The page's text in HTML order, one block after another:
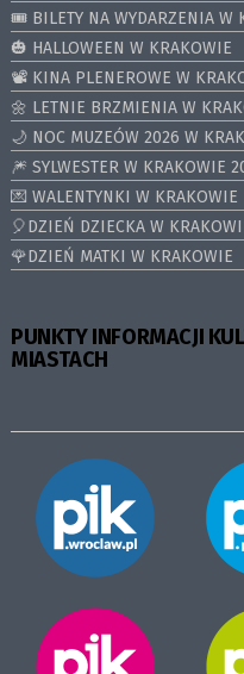
🎟️ BILETY NA WYDARZENIA W
🎃 HALLOWEEN W KRAKOWIE
📽️ KINA PLENEROWE W
🌼 LETNIE BRZMIENIA W
🌙 NOC MUZEÓW 2026 W
🎆 SYLWESTER W KRAKOWIE
💌 WALENTYNKI W KRAKOWIE
🎈DZIEŃ DZIECKA W
🌹DZIEŃ MATKI W KRAKOWIE
PUNKTY INFORMACJI
MIASTACH